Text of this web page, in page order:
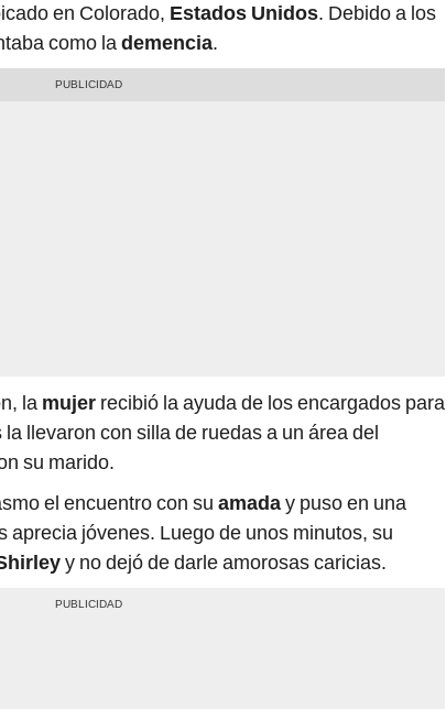
en Colorado, Estados Unidos. Debido a los
como lademencia.
la mujer recibió la ayuda de los encargados para
llevaron con silla de ruedas a un área del
su marido.
el encuentro con su amaday puso en una
aprecia jóvenes. Luego de unos minutos, su
y no dejó de darle amorosas caricias.